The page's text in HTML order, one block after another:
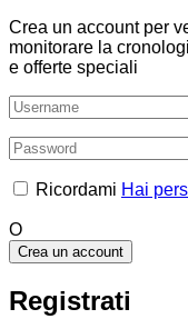
Crea un account per
monitorare la
e offerte speciali
Ricordami Hai
O
Crea un account
Registrati